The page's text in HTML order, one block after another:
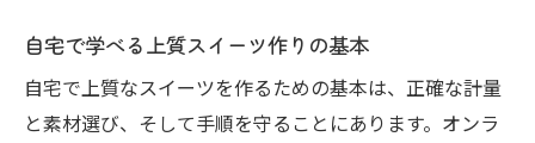
自宅で学べる上質スイーツ作りの基本
自宅で上質なスイーツを作るための基本は、正確な計量
と素材選び、そして手順を守ることにあります。オンラ